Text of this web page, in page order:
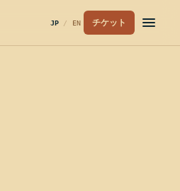
JP / EN チケット